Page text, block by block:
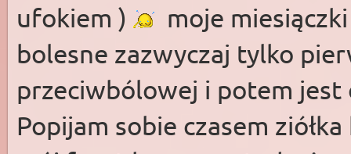
ufokiem )
moje
bolesne zazwyczaj tylko
przeciwbólowej i potem jest
Popijam sobie czasem